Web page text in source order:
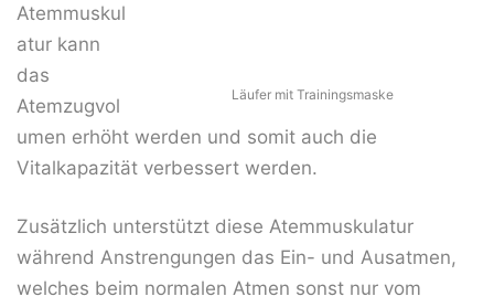
Läufer mit Trainingsmaske
Atemmuskul
atur kann
das
Atemzugvol
umen erhöht werden und somit auch die
Vitalkapazität verbessert werden.
Zusätzlich unterstützt diese Atemmuskulatur
während Anstrengungen das Ein- und Ausatmen,
welches beim normalen Atmen sonst nur vom